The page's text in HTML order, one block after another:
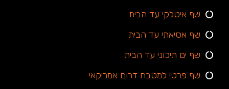
שף איטלקי עד הבית
שף אסיאתי עד הבית
שף ים תיכוני עד הבית
שף פרטי למטבח דרום אמריקאי